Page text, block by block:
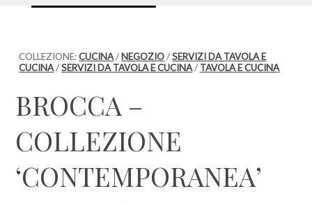
COLLEZIONE:CUCINA/ NEGOZIO/SERVIZI DA TAVOLA E
CUCINA/SERVIZI DA TAVOLA E CUCINA/ TAVOLA E CUCINA
BROCCA –
COLLEZIONE
‘CONTEMPORANEA’